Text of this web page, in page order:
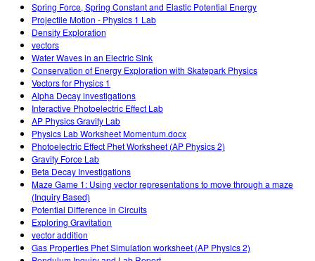
Spring Force, Spring Constant and Elastic Potential Energy
Projectile Motion - Physics 1 Lab
Density Exploration
vectors
Water Waves in an Electric Sink
Conservation of Energy Exploration with Skatepark Physics
Vectors for Physics 1
Alpha Decay investigations
Interactive Photoelectric Effect Lab
AP Physics Gravity Lab
Physics Lab Worksheet Momentum.docx
Photoelectric Effect Phet Worksheet (AP Physics 2)
Gravity Force Lab
Beta Decay Investigations
Maze Game 1: Using vector representations to move through a maze
(Inquiry Based)
Potential Difference in Circuits
Exploring Gravitation
vector addition
Gas Properties Phet Simulation worksheet (AP Physics 2)